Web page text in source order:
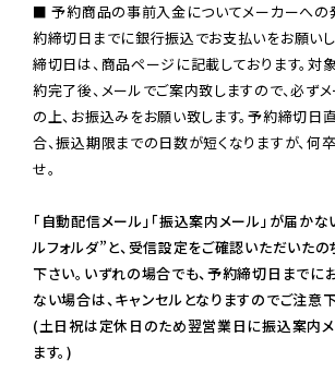
■ 予約商品の事前入金についてメーカーへの
約締切日までに銀行振込でお支払いをお願い
締切日は、商品ページに記載しております。対
約完了後、メールでご案内致しますので、必ず
の上、お振込みをお願い致します。予約締切日
合、振込期限までの日数が短くなりますが、何
せ。
「自動配信メール」「振込案内メール」が届か
ルフォルダ”と、受信設定をご確認いただいたの
下さい。いずれの場合でも、予約締切日までに
ない場合は、キャンセルとなりますのでご注意
(土日祝は定休日のため翌営業日に振込案内
ます。)